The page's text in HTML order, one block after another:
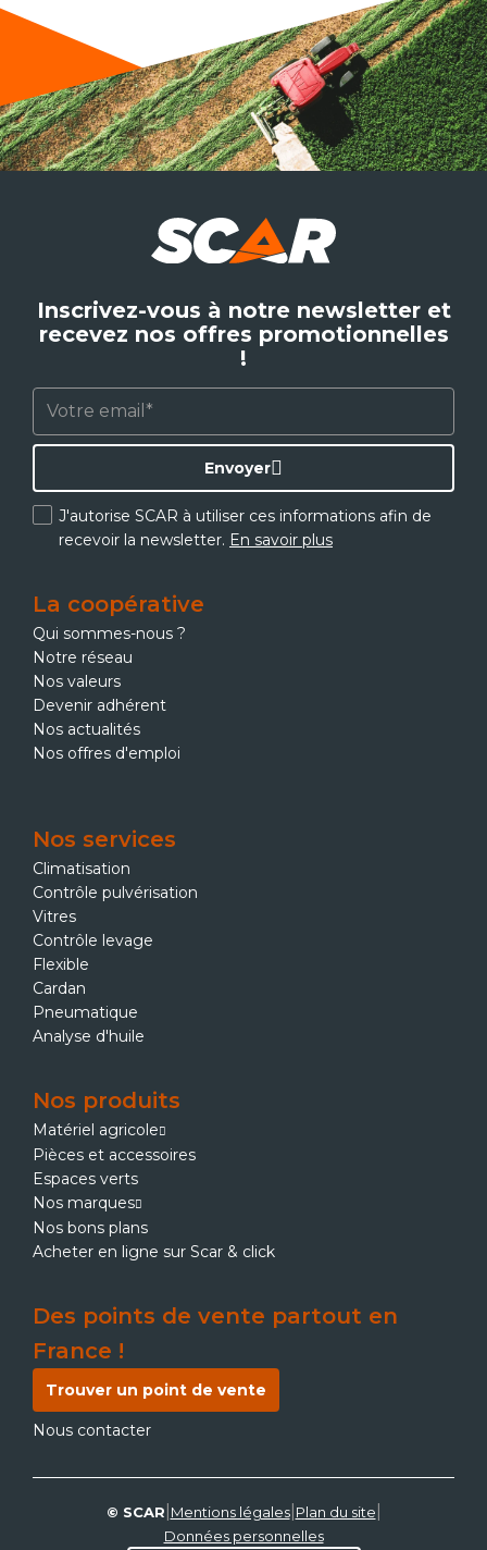
Inscrivez-vous à notre newsletter et
recevez nos offres promotionnelles
!
J'autorise SCAR à utiliser ces informations afin de
recevoir la newsletter. En savoir plus
Envoyer
La coopérative
Qui sommes-nous ?
Notre réseau
Nos valeurs
Devenir adhérent
Nos actualités
Nos offres d'emploi
Nos services
Climatisation
Contrôle pulvérisation
Vitres
Contrôle levage
Flexible
Cardan
Pneumatique
Analyse d'huile
Nos produits
Matériel agricole
Pièces et accessoires
Espaces verts
Nos marques
Nos bons plans
Acheter en ligne sur Scar & click
Des points de vente partout en
France !
Trouver un point de vente
Nous contacter
© SCAR Mentions légales| Plan du site
Données personnelles